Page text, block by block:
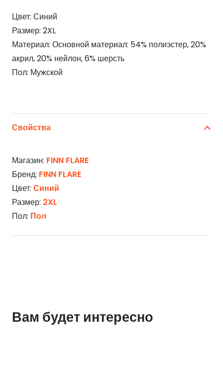
Цвет: Синий
Размер: 2XL
Материал: Основной материал: 54% полиэстер, 20%
акрил, 20% нейлон, 6% шерсть
Пол: Мужской
Свойства
Магазин: FINN FLARE
Бренд: FINN FLARE
Цвет: Синий
Размер: 2XL
Пол: Пол
Вам будет интересно